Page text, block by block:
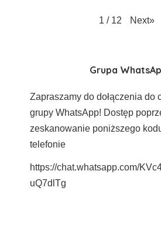
1 / 12 Next»
Grupa
Zapraszamy do dołączenia do
grupy WhatsApp! Dostęp
zeskanowanie poniższego
telefonie
https://chat.whatsapp.com/
uQ7dlTg